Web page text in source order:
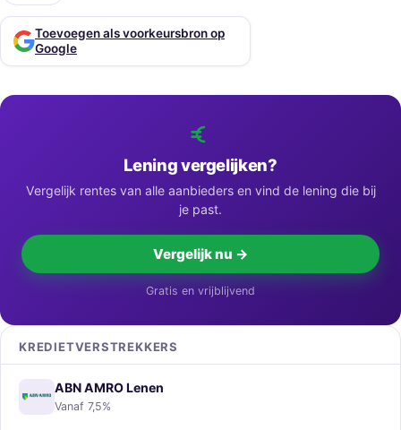
Toevoegen als voorkeursbron op
Google
Lening vergelijken?
Vergelijk rentes van alle aanbieders en vind de lening die bij
je past.
Vergelijk nu →
Gratis en vrijblijvend
KREDIETVERSTREKKERS
ABN AMRO Lenen
Vanaf 7,5%